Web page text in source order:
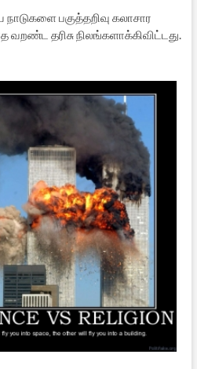
நாடுகளை பகுத்தறிவு கலாசார
தரிசு நிலங்களாக்கிவிட்டது.